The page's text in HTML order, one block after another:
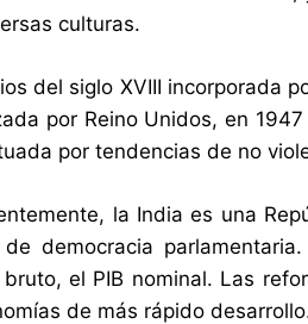
culturas.
del siglo XVIII incorporada
por Reino Unidos, en
por tendencias de no
la India es una
democracia
el PIB nominal. Las
de más rápido